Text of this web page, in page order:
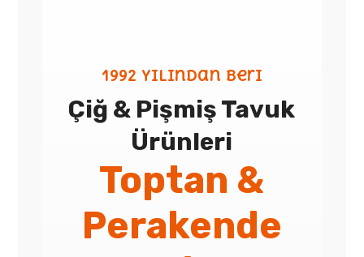
1992 yılından beri
Çiğ & Pişmiş Tavuk
Ürünleri
Toptan &
Perakende